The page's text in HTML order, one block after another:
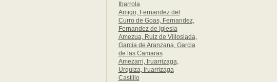
Ibarrola
Amigo, Fernandez del
Curro de Goas, Fernandez,
Fernandez de Iglesia
Amezua, Ruiz de Villoslada,
Garcia de Aranzana, Garcia
de las Camaras
Amezarri, Iruarrizaga,
Urquiza, Iruarrizaga
Castillo